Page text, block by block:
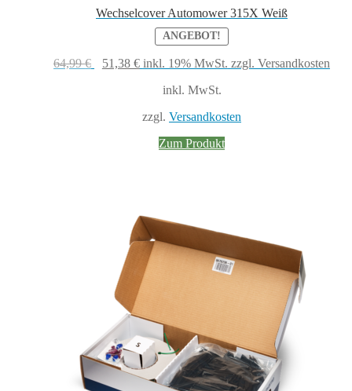
Wechselcover Automower 315X Weiß
ANGEBOT!
64,99€
Ursprünglicher
51,38 €Aktueller
inkl. 19% MwSt. zzgl. Versandkosten
inkl. MwSt.
zzgl. Versandkosten
Zum Produkt